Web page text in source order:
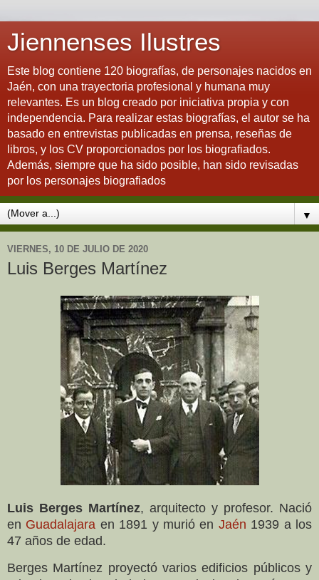
Jiennenses Ilustres
Este blog contiene 120 biografías, de personajes nacidos en
Jaén, con una trayectoria profesional y humana muy
relevantes. Es un blog creado por iniciativa propia y con
independencia. Para realizar estas biografías, el autor se ha
basado en entrevistas publicadas en prensa, reseñas de
libros, y los CV proporcionados por los biografiados.
Además, siempre que ha sido posible, han sido revisadas
por los personajes biografiados
▼
VIERNES, 10 DE JULIO DE 2020
Luis Berges Martínez
Luis Berges Martínez, arquitecto y profesor. Nació
en Guadalajara en 1891 y murió en Jaén 1939 a los
47 años de edad.
Berges Martínez proyectó varios edificios públicos y